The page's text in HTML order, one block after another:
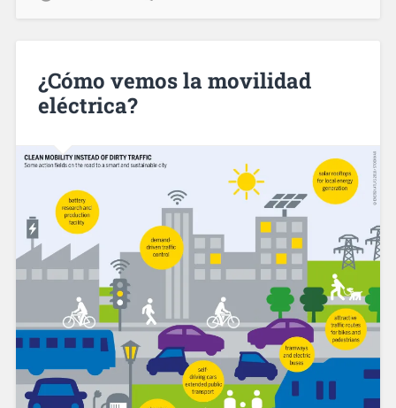
¿Cómo vemos la movilidad
eléctrica?